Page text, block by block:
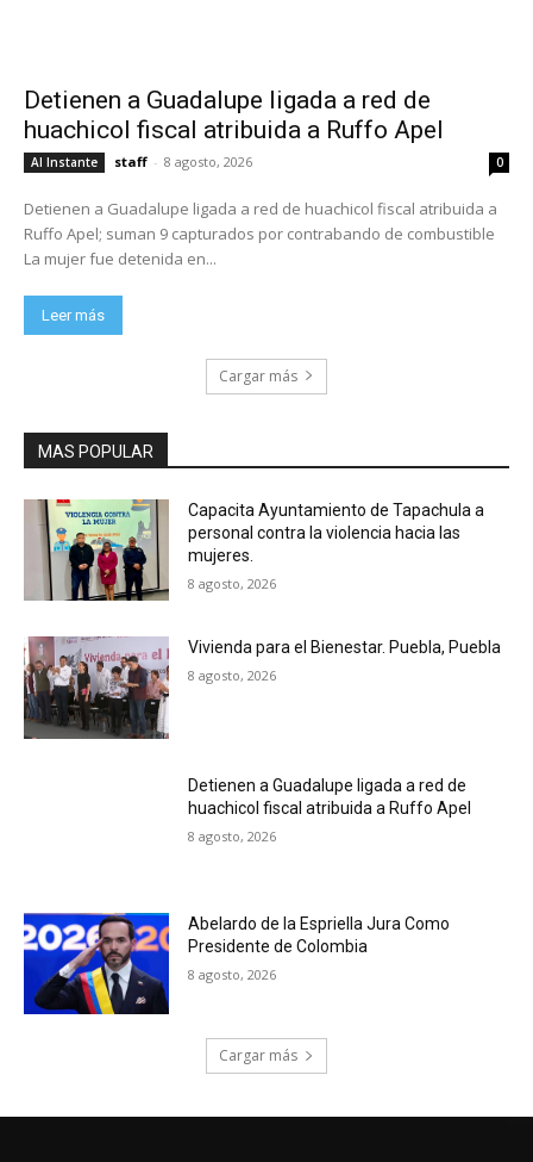
Detienen a Guadalupe ligada a red de
huachicol fiscal atribuida a Ruffo Apel
Al Instante staff - 8 agosto, 2026 0
Detienen a Guadalupe ligada a red de huachicol fiscal atribuida a
Ruffo Apel; suman 9 capturados por contrabando de combustible
La mujer fue detenida en...
Leer más
Cargar más
MAS POPULAR
Capacita Ayuntamiento de Tapachula a
personal contra la violencia hacia las
mujeres.
8 agosto, 2026
Vivienda para el Bienestar. Puebla, Puebla
8 agosto, 2026
Detienen a Guadalupe ligada a red de
huachicol fiscal atribuida a Ruffo Apel
8 agosto, 2026
Abelardo de la Espriella Jura Como
Presidente de Colombia
8 agosto, 2026
Cargar más